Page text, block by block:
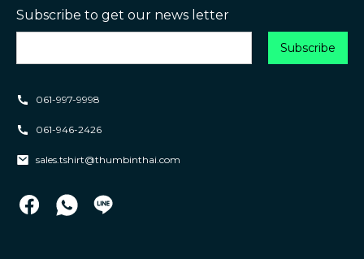
Subscribe to get our news letter
061-997-9998
061-946-2426
sales.tshirt@thumbinthai.com